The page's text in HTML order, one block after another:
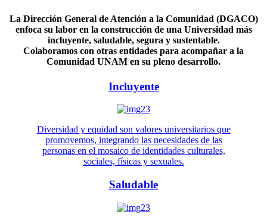
La Dirección General de Atención a la Comunidad (DGACO)
enfoca su labor en la construcción de una Universidad más
incluyente, saludable, segura y sustentable.
Colaboramos con otras entidades para acompañar a la
Comunidad UNAM en su pleno desarrollo.
Incluyente
Diversidad y equidad son valores universitarios que
promovemos, integrando las necesidades de las
personas en el mosaico de identidades culturales,
sociales, físicas y sexuales.
Saludable